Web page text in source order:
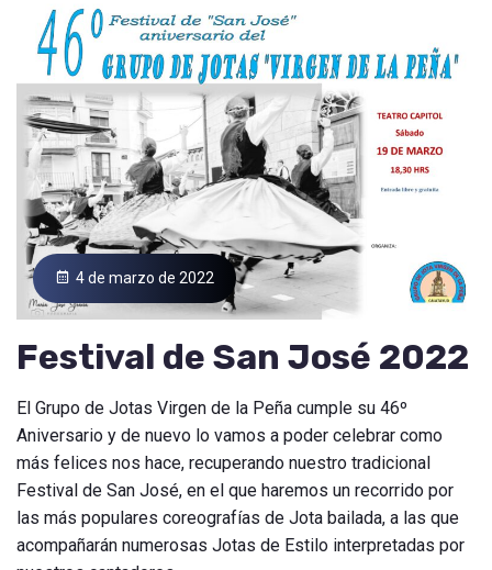
4 de marzo de 2022
Festival de San José 2022
El Grupo de Jotas Virgen de la Peña cumple su 46º
Aniversario y de nuevo lo vamos a poder celebrar como
más felices nos hace, recuperando nuestro tradicional
Festival de San José, en el que haremos un recorrido por
las más populares coreografías de Jota bailada, a las que
acompañarán numerosas Jotas de Estilo interpretadas por